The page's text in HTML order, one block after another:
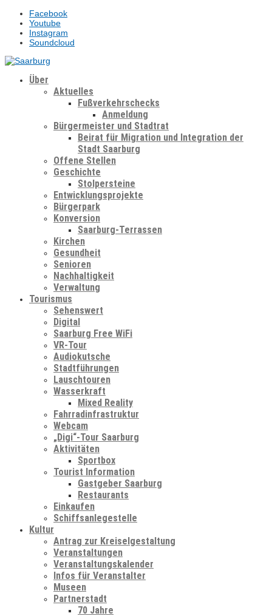
Facebook
Youtube
Instagram
Soundcloud
Über
Aktuelles
Fußverkehrschecks
Anmeldung
Bürgermeister und Stadtrat
Beirat für Migration und Integration der
Stadt Saarburg
Offene Stellen
Geschichte
Stolpersteine
Entwicklungsprojekte
Bürgerpark
Konversion
Saarburg-Terrassen
Kirchen
Gesundheit
Senioren
Nachhaltigkeit
Verwaltung
Tourismus
Sehenswert
Digital
Saarburg Free WiFi
VR-Tour
Audiokutsche
Stadtführungen
Lauschtouren
Wasserkraft
Mixed Reality
Fahrradinfrastruktur
Webcam
„Digi“-Tour Saarburg
Aktivitäten
Sportbox
Tourist Information
Gastgeber Saarburg
Restaurants
Einkaufen
Schiffsanlegestelle
Kultur
Antrag zur Kreiselgestaltung
Veranstaltungen
Veranstaltungskalender
Infos für Veranstalter
Museen
Partnerstadt
70 Jahre